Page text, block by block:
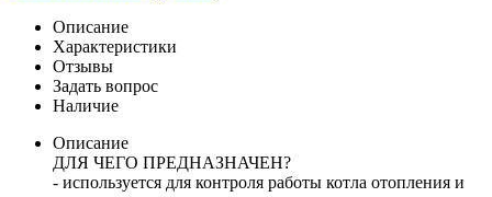
Описание
Характеристики
Отзывы
Задать вопрос
Наличие
Описание
ДЛЯ ЧЕГО ПРЕДНАЗНАЧЕН?
- используется для контроля работы котла отопления и